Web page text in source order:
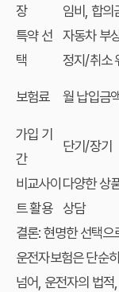
장
임비, 합의
특약 선
택
자동차 부
정지/취소
보험료 월 납입금
가입 기
간
단기/장기
비교사이
트 활용
다양한 상
상담
결론: 현명한 선택으
운전자보험은 단순
넘어, 운전자의 법